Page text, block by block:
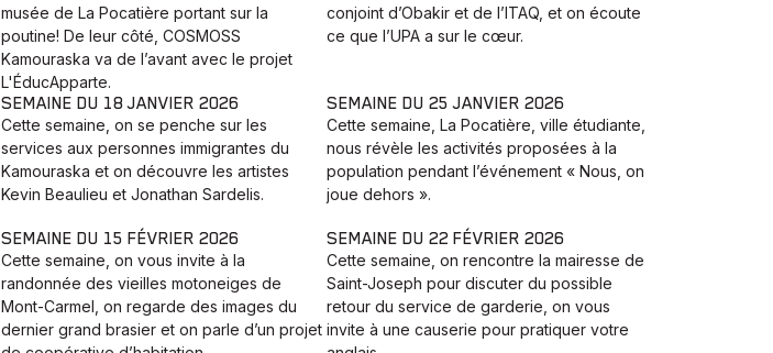
musée de La Pocatière portant sur la
poutine! De leur côté, COSMOSS
Kamouraska va de l’avant avec le projet
L'ÉducApparte.
conjoint d’Obakir et de l’ITAQ, et on écoute
ce que l’UPA a sur le cœur.
SEMAINE DU 18 JANVIER 2026
Cette semaine, on se penche sur les
services aux personnes immigrantes du
Kamouraska et on découvre les artistes
Kevin Beaulieu et Jonathan Sardelis.
SEMAINE DU 25 JANVIER 2026
Cette semaine, La Pocatière, ville étudiante,
nous révèle les activités proposées à la
population pendant l’événement « Nous, on
joue dehors ».
SEMAINE DU 15 FÉVRIER 2026
Cette semaine, on vous invite à la
randonnée des vieilles motoneiges de
Mont-Carmel, on regarde des images du
dernier grand brasier et on parle d’un projet
SEMAINE DU 22 FÉVRIER 2026
Cette semaine, on rencontre la mairesse de
Saint-Joseph pour discuter du possible
retour du service de garderie, on vous
invite à une causerie pour pratiquer votre